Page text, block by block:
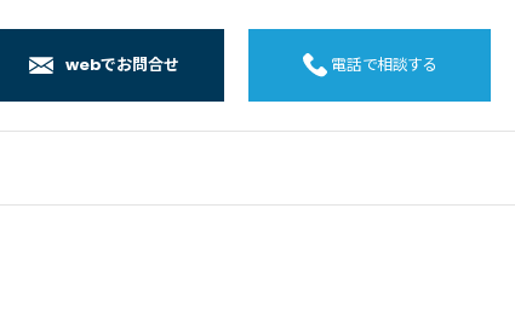
webでお問合せ 電話で相談する